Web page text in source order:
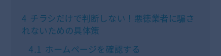
4 チラシだけで判断しない！悪徳業者に騙さ
れないための具体策
4.1 ホームページを確認する